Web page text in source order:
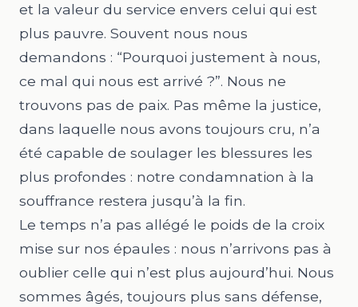
et la valeur du service envers celui qui est
plus pauvre. Souvent nous nous
demandons : “Pourquoi justement à nous,
ce mal qui nous est arrivé ?”. Nous ne
trouvons pas de paix. Pas même la justice,
dans laquelle nous avons toujours cru, n’a
été capable de soulager les blessures les
plus profondes : notre condamnation à la
souffrance restera jusqu’à la fin.
Le temps n’a pas allégé le poids de la croix
mise sur nos épaules : nous n’arrivons pas à
oublier celle qui n’est plus aujourd’hui. Nous
sommes âgés, toujours plus sans défense,